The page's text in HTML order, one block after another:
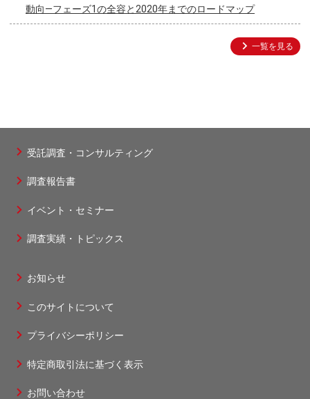
動向―フェーズ1の全容と2020年までのロードマップ
一覧を見る
ッ
タ
1
受託調査・コンサルティング
調査報告書
イベント・セミナー
調査実績・トピックス
ッ
タ
2
お知らせ
このサイトについて
プライバシーポリシー
特定商取引法に基づく表示
お問い合わせ